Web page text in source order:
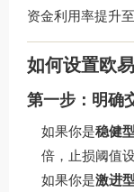
资金利用率提升至
如何设置欧
第一步：明确
如果你是稳健型
倍，止损阈值
如果你是激进型